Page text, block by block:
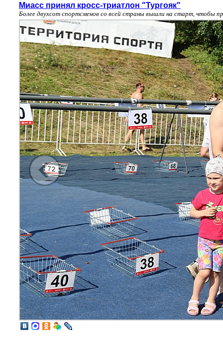
Миасс принял кросс-триатлон "Тургояк"
Более двухсот спортсменов со всей страны вышли на старт, чтобы